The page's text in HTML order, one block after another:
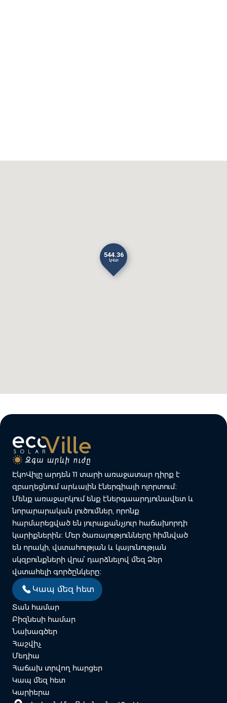
544․36
կՎտ
ԷկոՎիլը արդեն 11 տարի առաջատար դիրք է
զբաղեցնում արևային էներգիայի ոլորտում։
Մենք առաջարկում ենք էներգաարդյունավետ և
նորարարական լուծումներ, որոնք
հարմարեցված են յուրաքանչյուր հաճախորդի
կարիքներին։ Մեր ծառայությունները հիմնված
են որակի, վստահության և կայունության
սկզբունքների վրա՝ դարձնելով մեզ Ձեր
վստահելի գործընկերը։
Կապ մեզ հետ
Տան համար
Բիզնեսի համար
Նախագծեր
Հաշվիչ
Մեդիա
Հաճախ տրվող հարցեր
Կապ մեզ հետ
Կարիերա